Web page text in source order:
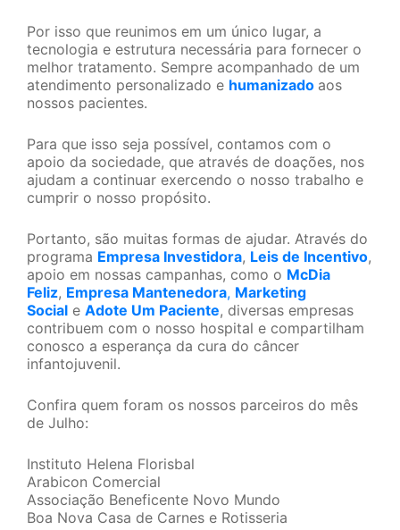
Por isso que reunimos em um único lugar, a
tecnologia e estrutura necessária para fornecer o
melhor tratamento. Sempre acompanhado de um
atendimento personalizado e humanizado aos
nossos pacientes.
Para que isso seja possível, contamos com o
apoio da sociedade, que através de doações, nos
ajudam a continuar exercendo o nosso trabalho e
cumprir o nosso propósito.
Portanto, são muitas formas de ajudar. Através do
programa Empresa Investidora, Leis de Incentivo,
apoio em nossas campanhas, como o McDia
Feliz, Empresa Mantenedora, Marketing
Social e Adote Um Paciente, diversas empresas
contribuem com o nosso hospital e compartilham
conosco a esperança da cura do câncer
infantojuvenil.
Confira quem foram os nossos parceiros do mês
de Julho:
Instituto Helena Florisbal
Arabicon Comercial
Associação Beneficente Novo Mundo
Boa Nova Casa de Carnes e Rotisseria